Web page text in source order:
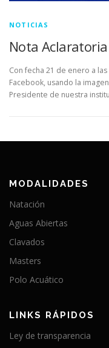
NOTICIAS
Nota Aclaratoria
Con fecha 21 de enero a
Facebook, usando la
Presidente de nuestra
MODALIDADES
Natación
Aguas Abiertas
Clavados
Masters
Polo Acuático
LINKS RÁPIDOS
Ley de transparencia